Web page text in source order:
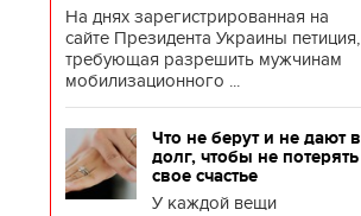
На днях зарегистрированная на
сайте Президента Украины петиция,
требующая разрешить мужчинам
мобилизационного ...
Что не берут и не дают в
долг, чтобы не потерять
свое счастье
У каждой вещи